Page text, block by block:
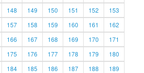
148 149 150 151 152
153
157 158 159 160 161
162
166 167 168 169 170
171
175 176 177 178 179
180
184 185 186 187 188
189